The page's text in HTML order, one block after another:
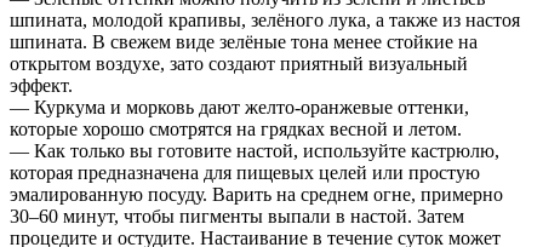
шпината, молодой крапивы, зелёного лука, а также из настоя
шпината. В свежем виде зелёные тона менее стойкие на
открытом воздухе, зато создают приятный визуальный
эффект.
— Куркума и морковь дают желто-оранжевые оттенки,
которые хорошо смотрятся на грядках весной и летом.
— Как только вы готовите настой, используйте кастрюлю,
которая предназначена для пищевых целей или простую
эмалированную посуду. Варить на среднем огне, примерно
30–60 минут, чтобы пигменты выпали в настой. Затем
процедите и остудите. Настаивание в течение суток может